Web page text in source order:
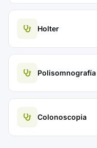
Holter
Polisomnografía
Colonoscopia